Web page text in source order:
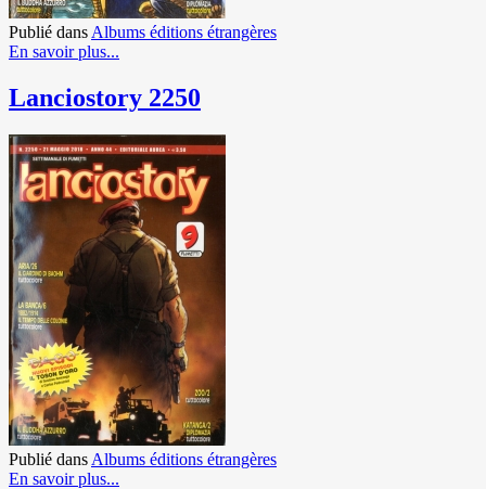
Publié dans Albums éditions étrangères
En savoir plus...
Lanciostory 2250
Publié dans Albums éditions étrangères
En savoir plus...